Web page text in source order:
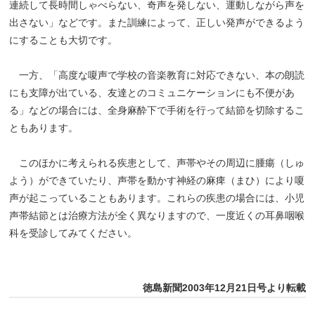
連続して長時間しゃべらない、奇声を発しない、運動しながら声を
出さない」などです。また訓練によって、正しい発声ができるよう
にすることも大切です。
一方、「高度な嗄声で学校の音楽教育に対応できない、本の朗読
にも支障が出ている、友達とのコミュニケーションにも不便があ
る」などの場合には、全身麻酔下で手術を行って結節を切除するこ
ともあります。
このほかに考えられる疾患として、声帯やその周辺に腫瘍（しゅ
よう）ができていたり、声帯を動かす神経の麻痺（まひ）により嗄
声が起こっていることもあります。これらの疾患の場合には、小児
声帯結節とは治療方法が全く異なりますので、一度近くの耳鼻咽喉
科を受診してみてください。
徳島新聞2003年12月21日号より転載